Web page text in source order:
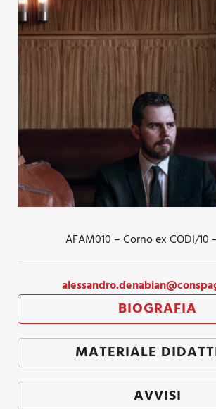
AFAM010 – Corno ex CODI/10
BIOGRAFIA
MATERIALE
AVVISI